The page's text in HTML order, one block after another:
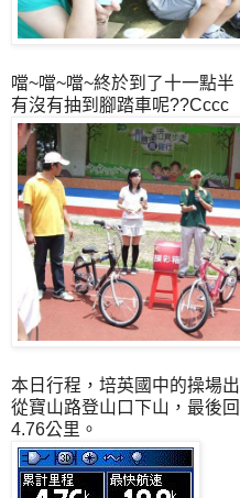
噹~噹~噹~終於到了十一點
有沒有抽到腳踏車呢??Cccc
本日行程，培英國中的操場
從寶山路登山口下山，最後
4.76公里。